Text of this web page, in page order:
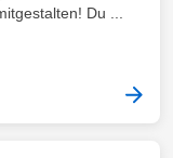
Du ...